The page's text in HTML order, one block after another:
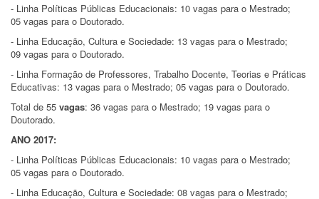
- Linha Políticas Públicas Educacionais: 10 vagas para o Mestrado;
05 vagas para o Doutorado.
- Linha Educação, Cultura e Sociedade: 13 vagas para o Mestrado;
09 vagas para o Doutorado.
- Linha Formação de Professores, Trabalho Docente, Teorias e Práticas
Educativas: 13 vagas para o Mestrado; 05 vagas para o Doutorado.
Total de 55 vagas: 36 vagas para o Mestrado; 19 vagas para o
Doutorado.
ANO 2017:
- Linha Políticas Públicas Educacionais: 10 vagas para o Mestrado;
05 vagas para o Doutorado.
- Linha Educação, Cultura e Sociedade: 08 vagas para o Mestrado;